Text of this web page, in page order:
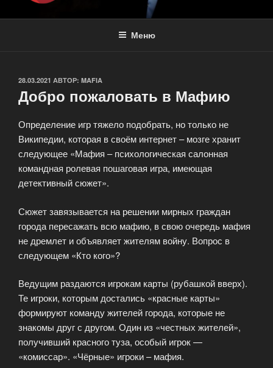
Меню
ОПУБЛИКОВАНО
28.03.2021 АВТОР: MAFIA
Добро пожаловать в Мафию
Определение игр тяжело подобрать, но только не
Википедии, которая в своём интернет – мозге хранит
следующее «Мафия – психологическая салонная
командная ролевая пошаговая игра, имеющая
детективный сюжет».
Сюжет завязывается на решении мирных граждан
города пересажать всю мафию, в свою очередь мафия
не дремлет и объявляет жителям войну. Вопрос в
следующем «Кто кого»?
Ведущим раздаются игрокам карты (рубашкой вверх).
Те игроки, которым достались «красные карты»
формируют команду жителей города, которые не
знакомы друг с другом. Один из «честных жителей»,
получивший красного туза, особый игрок —
«комиссар». «Чёрные» игроки – мафия.